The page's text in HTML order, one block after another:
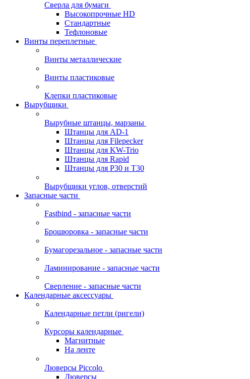
Сверла для бумаги
Высокопрочные HD
Стандартные
Тефлоновые
Винты переплетные
Винты металлические
Винты пластиковые
Клепки пластиковые
Вырубщики
Вырубные штанцы, марзаны
Штанцы для AD-1
Штанцы для Filepecker
Штанцы для KW-Trio
Штанцы для Rapid
Штанцы для Р30 и Т30
Вырубщики углов, отверстий
Запасные части
Fastbind - запасные части
Брошюровка - запасные части
Бумагорезальное - запасные части
Ламинирование - запасные части
Сверление - запасные части
Календарные аксессуары
Календарные петли (ригели)
Курсоры календарные
Магнитные
На ленте
Люверсы Piccolo
Люверсы